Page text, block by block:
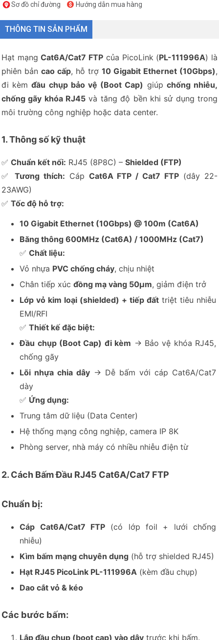
Sơ đồ chỉ đường Hướng dẫn mua hàng
THÔNG TIN SẢN PHẨM
Hạt mạngCat6A/Cat7 FTP của PicoLink (PL-111996A) là
phiên bản cao cấp, hỗ trợ 10 Gigabit Ethernet (10Gbps),
đi kèmđầu chụp bảo vệ (Boot Cap) giúp chống nhiễu,
chống gãy khóa RJ45 và tăng độ bền khi sử dụng trong
môi trường công nghiệp hoặc data center.
1. Thông số kỹ thuật
✅ Chuẩn kết nối: RJ45 (8P8C) – Shielded (FTP)
✅ Tương thích: Cáp Cat6A FTP / Cat7 FTP (dây 22-
23AWG)
✅ Tốc độ hỗ trợ:
10 Gigabit Ethernet (10Gbps) @ 100m (Cat6A)
Băng thông 600MHz (Cat6A) / 1000MHz (Cat7)
✅Chất liệu:
Vỏ nhựa PVC chống cháy, chịu nhiệt
Chân tiếp xúcđồng mạ vàng 50μm, giảm điện trở
Lớp vỏ kim loại (shielded) + tiếp đất triệt tiêu nhiễu
EMI/RFI
✅Thiết kế đặc biệt:
Đầu chụp (Boot Cap) đi kèm → Bảo vệ khóa RJ45,
chống gãy
Lõi nhựa chia dây → Dễ bấm với cáp Cat6A/Cat7
dày
✅ Ứng dụng:
Trung tâm dữ liệu (Data Center)
Hệ thống mạng công nghiệp, camera IP 8K
Phòng server, nhà máy có nhiều nhiễu điện từ
2. Cách Bấm Đầu RJ45 Cat6A/Cat7 FTP
Chuẩn bị:
Cáp Cat6A/Cat7 FTP (có lớp foil + lưới chống
nhiễu)
Kìm bấm mạng chuyên dụng (hỗ trợ shielded RJ45)
Hạt RJ45 PicoLink PL-111996A (kèm đầu chụp)
Dao cắt vỏ & kéo
Các bước bấm:
Lắp đầu chụp (boot cap) vào dây trước khi bấm.